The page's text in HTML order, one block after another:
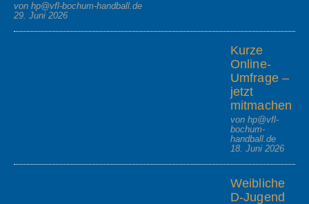
von hp@vfl-bochum-handball.de
29. Juni 2026
Kurze
Online-
Umfrage –
jetzt
mitmachen
von hp@vfl-
bochum-
handball.de
18. Juni 2026
Weibliche
D-Jugend